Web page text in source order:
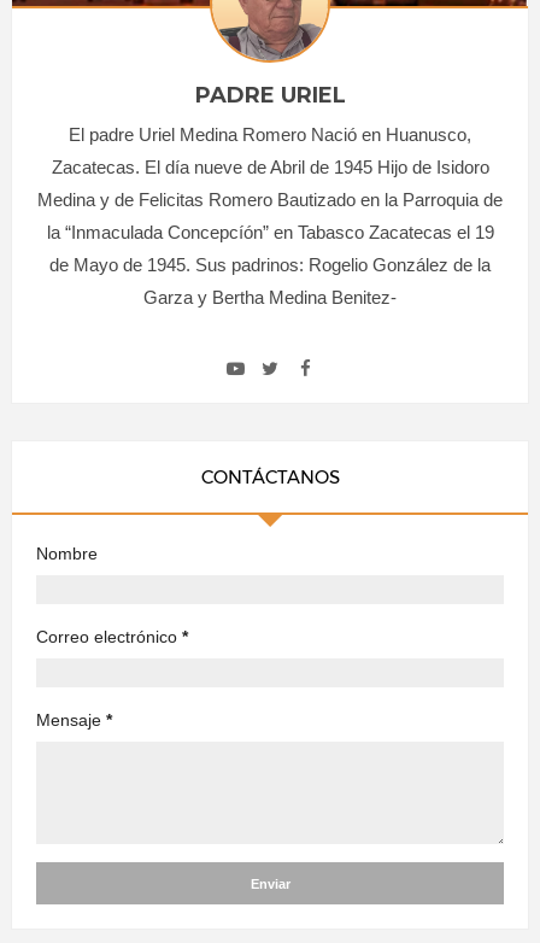
PADRE URIEL
El padre Uriel Medina Romero Nació en Huanusco,
Zacatecas. El día nueve de Abril de 1945 Hijo de Isidoro
Medina y de Felicitas Romero Bautizado en la Parroquia de
la “Inmaculada Concepcíón” en Tabasco Zacatecas el 19
de Mayo de 1945. Sus padrinos: Rogelio González de la
Garza y Bertha Medina Benitez-
CONTÁCTANOS
Nombre
Correo electrónico *
Mensaje *